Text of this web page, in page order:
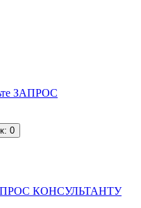
ЗАПРОС
: 0
ЗАПРОС КОНСУЛЬТАНТУ